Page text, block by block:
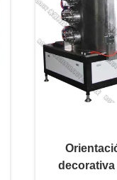
decorativa